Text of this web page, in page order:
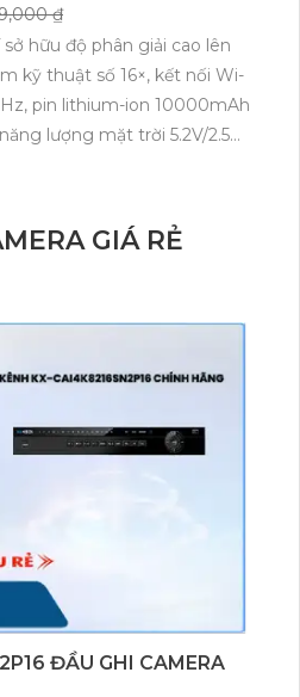
₫
sở hữu độ phân giải cao lên
kỹ thuật số 16×, kết nối Wi-
pin lithium-ion 10000mAh
lượng mặt trời 5.2V/2.5W.
GIÁ RẺ
ĐẦU GHI CAMERA